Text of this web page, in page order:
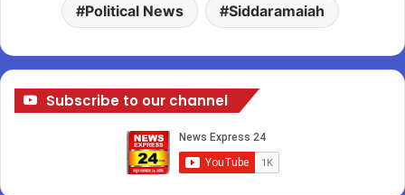
Political News Siddaramaiah
Subscribe to our channel